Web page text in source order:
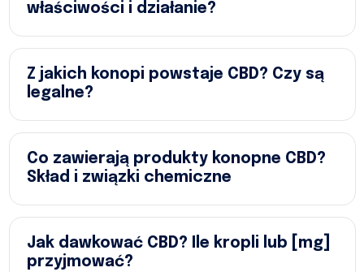
właściwości i działanie?
Z jakich konopi powstaje CBD? Czy są
legalne?
Co zawierają produkty konopne CBD?
Skład i związki chemiczne
Jak dawkować CBD? Ile kropli lub [mg]
przyjmować?